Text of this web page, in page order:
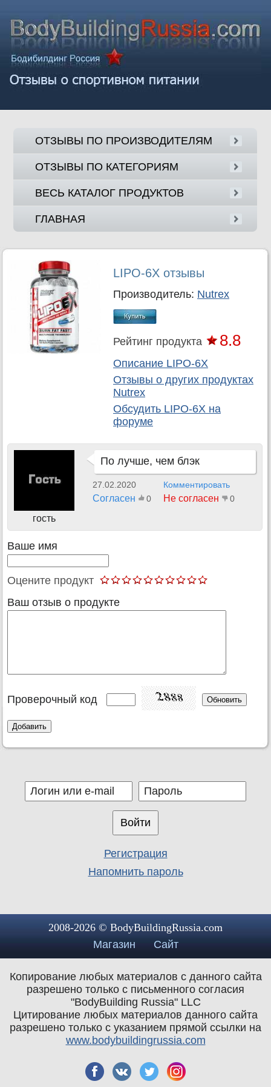
ОТЗЫВЫ ПО ПРОИЗВОДИТЕЛЯМ
ОТЗЫВЫ ПО КАТЕГОРИЯМ
ВЕСЬ КАТАЛОГ ПРОДУКТОВ
ГЛАВНАЯ
LIPO-6X отзывы
Производитель: Nutrex
Рейтинг продукта 8.8
Описание LIPO-6X
Отзывы о других продуктах
Nutrex
Обсудить LIPO-6X на
форуме
гость
По лучше, чем блэк
27.02.2020 Комментировать
Согласен 0 Не согласен 0
Ваше имя
Оцените продукт
Ваш отзыв о продукте
Проверочный код
Регистрация
Напомнить пароль
2008-2026 © BodyBuildingRussia.com
Магазин
Сайт
Копирование любых материалов с данного сайта
разрешено только с письменного согласия
"BodyBuilding Russia" LLC
Цитирование любых материалов данного сайта
разрешено только с указанием прямой ссылки на
www.bodybuildingrussia.com